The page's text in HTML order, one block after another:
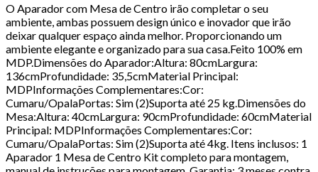
O Aparador com Mesa de Centro irão completar o seu
ambiente, ambas possuem design único e inovador que irão
deixar qualquer espaço ainda melhor. Proporcionando um
ambiente elegante e organizado para sua casa.Feito 100% em
MDP.Dimensões do Aparador:Altura: 80cmLargura:
136cmProfundidade: 35,5cmMaterial Principal:
MDPInformações Complementares:Cor:
Cumaru/OpalaPortas: Sim (2)Suporta até 25 kg.Dimensões do
Mesa:Altura: 40cmLargura: 90cmProfundidade: 60cmMaterial
Principal: MDPInformações Complementares:Cor:
Cumaru/OpalaPortas: Sim (2)Suporta até 4kg. Itens inclusos: 1
Aparador 1 Mesa de Centro Kit completo para montagem,